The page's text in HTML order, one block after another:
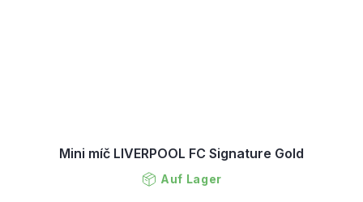
Mini míč LIVERPOOL FC Signature Gold
Auf Lager